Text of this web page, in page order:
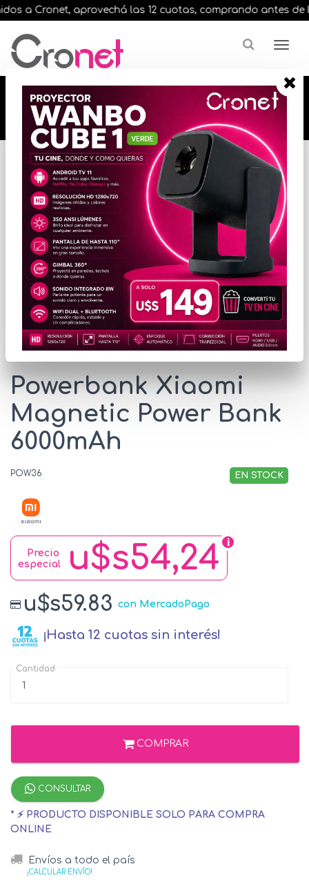
a Cronet, aprovechá las 12 cuotas, comprando antes de
🔥🔥🔥 12 cuotas, en todos nuestros artículos,
comprando antes de las 13 hrs. envíos en el
día 🔥🔥🔥
Inicio
VARIOS INFORMATICA
ACCESORIOS VARIOS
* Las imágenes se exhiben con fines ilustrativos.
Powerbank Xiaomi
Magnetic Power Bank
6000mAh
POW36 EN STOCK
u$s54,24
Precio
especial
u$s59.83 con MercadoPago
¡Hasta 12 cuotas sin interés!
Cantidad
COMPRAR
CONSULTAR
* ⚡ PRODUCTO DISPONIBLE SOLO PARA COMPRA
ONLINE
Envíos a todo el país
¡CALCULAR ENVÍO!